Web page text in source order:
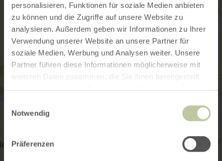
personalisieren, Funktionen für soziale Medien anbieten
zu können und die Zugriffe auf unsere Website zu
analysieren. Außerdem geben wir Informationen zu Ihrer
Verwendung unserer Website an unsere Partner für
soziale Medien, Werbung und Analysen weiter. Unsere
Partner führen diese Informationen möglicherweise mit
weiteren Daten zusammen, die Sie ihnen bereitgestellt
Notwendig
Präferenzen